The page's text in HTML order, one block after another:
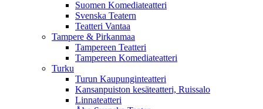
Suomen Komediateatteri
Svenska Teatern
Teatteri Vantaa
Tampere & Pirkanmaa
Tampereen Teatteri
Tampereen Komediateatteri
Turku
Turun Kaupunginteatteri
Kansanpuiston kesäteatteri, Ruissalo
Linnateatteri